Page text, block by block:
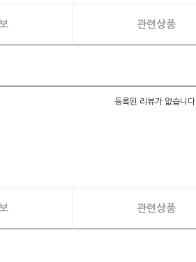
관련상품
등록된 리뷰가 없습니다.
관련상품